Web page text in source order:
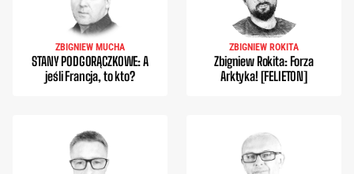
ZBIGNIEW MUCHA
STANY PODGORĄCZKOWE: A
jeśli Francja, to kto?
ZBIGNIEW ROKITA
Zbigniew Rokita: Forza
Arktyka! [FELIETON]